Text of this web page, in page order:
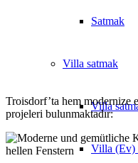
Satmak
Villa satmak
Villa
Villa (Ev)
Troisdorf’ta hem modernize
projeleri bulunmaktadır: